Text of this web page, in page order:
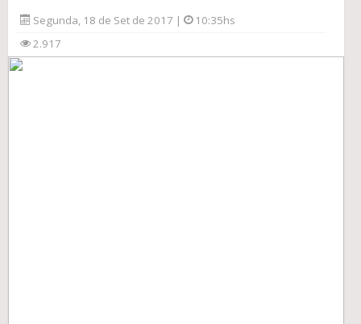
Segunda, 18 de Set de 2017 |
10:35hs
2.917